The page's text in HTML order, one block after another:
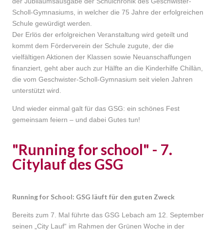
Scholl-Gymnasiums, in welcher die 75 Jahre der erfolgreichen
Schule gewürdigt werden.
Der Erlös der erfolgreichen Veranstaltung wird geteilt und
kommt dem Förderverein der Schule zugute, der die
vielfältigen Aktionen der Klassen sowie Neuanschaffungen
finanziert, geht aber auch zur Hälfte an die Kinderhilfe Chillàn,
die vom Geschwister-Scholl-Gymnasium seit vielen Jahren
unterstützt wird.
Und wieder einmal galt für das GSG: ein schönes Fest
gemeinsam feiern – und dabei Gutes tun!
"Running for school" - 7.
Citylauf des GSG
Running for School: GSG läuft für den guten Zweck
Bereits zum 7. Mal führte das GSG Lebach am 12. September
seinen „City Lauf“ im Rahmen der Grünen Woche in der